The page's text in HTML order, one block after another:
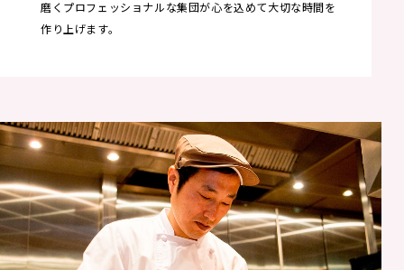
磨くプロフェッショナルな集団が心を込めて大切な時間を
作り上げます。